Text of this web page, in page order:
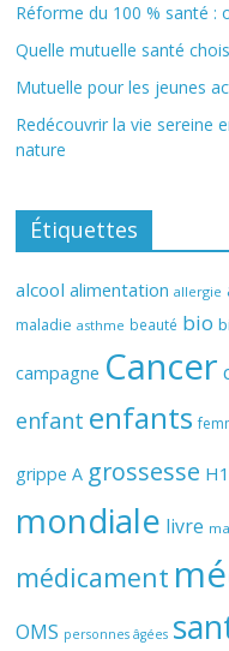
Réforme du 100 % santé :
Quelle mutuelle santé
Mutuelle pour les jeunes
Redécouvrir la vie sereine
nature
Étiquettes
alcool alimentation allergie
maladie asthme beauté bio
campagne Cancer
enfant enfants
grippe A grossesse
mondiale livre
médicament
OMS personnes âgées